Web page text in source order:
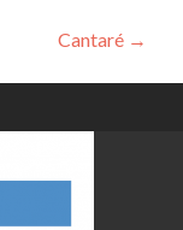
Cantaré →